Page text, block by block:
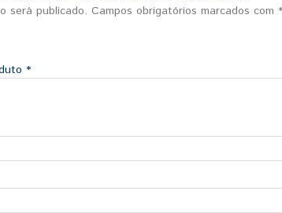
será publicado. Campos obrigatórios marcados com *
*